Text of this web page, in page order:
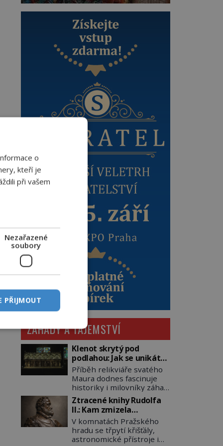
ZÁHADY A TAJEMSTVÍ
Klenot skrytý pod
podlahou: Jak se unikátní
románský poklad dostal
do zapadlého Bečova?
Příběh relikviáře svatého
Maura dodnes fascinuje
historiky i milovníky záhad
po celém světě. Tato
románská zlatnická
památka ze 13. století je
po českých korunovačních
klenotech druhým
nejcennějším movitým
Ztracené knihy Rudolfa
II.: Kam zmizela
nejzáhadnější knihovna
Evropy?
V komnatách Pražského
hradu se třpytí křišťály,
astronomické přístroje i
o
kteří je
při vašem
Nezařazené
soubory
PŘIJMOUT